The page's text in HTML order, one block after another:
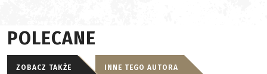
POLECANE
ZOBACZ TAKŻE INNE TEGO AUTORA